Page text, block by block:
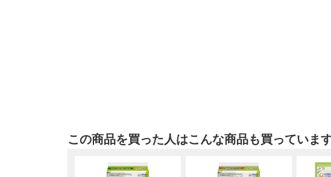
この商品を買った人はこんな商品も買っていま